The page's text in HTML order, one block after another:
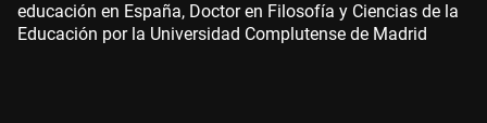
educación en España, Doctor en Filosofía y Ciencias de la
Educación por la Universidad Complutense de Madrid